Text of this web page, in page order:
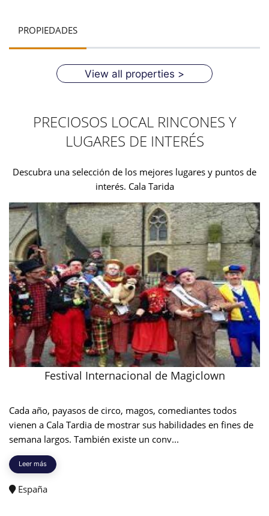
PROPIEDADES
View all properties >
PRECIOSOS LOCAL RINCONES Y
LUGARES DE INTERÉS
Descubra una selección de los mejores lugares y puntos de
interés. Cala Tarida
Festival Internacional de Magiclown
Cada año, payasos de circo, magos, comediantes todos
vienen a Cala Tardia de mostrar sus habilidades en fines de
semana largos. También existe un conv...
Leer más
España